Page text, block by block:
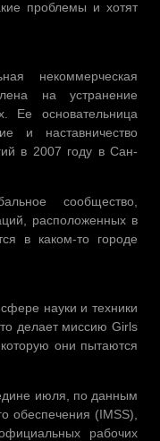
проблемы и хотят
некоммерческая
​​на устранение
Ее основательница
и наставничество
в 2007 году в Сан-
сообщество,
расположенных в
в каком-то городе
науки и техники
делает миссию Girls
они пытаются
июля, по данным
обеспечения (IMSS),
рабочих